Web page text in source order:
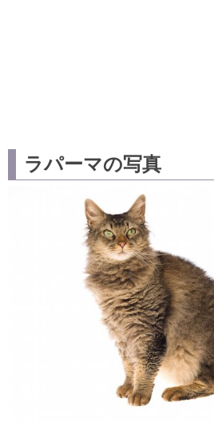
ラパーマの写真